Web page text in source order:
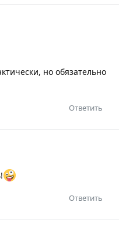
но обязательно
Ответить
Ответить